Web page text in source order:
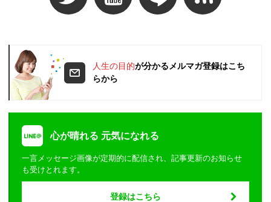
人生の目的が分かるメルマガ登録はこち
らから
心が晴れる 元気になれる
一言メッセージ画像が定期的に配信され、記事更新のお知らせ
も受けとれます。
登録はこちら